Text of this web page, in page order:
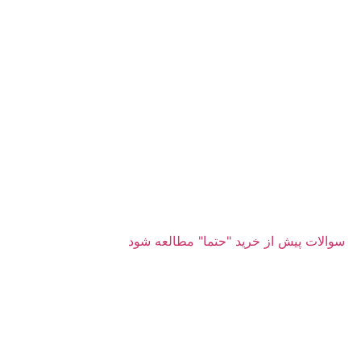
سوالات پیش از خرید "حتما" مطالعه شود